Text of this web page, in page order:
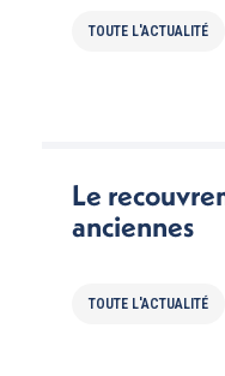
TOUTE L'ACTUALITÉ
Le
anciennes
TOUTE L'ACTUALITÉ